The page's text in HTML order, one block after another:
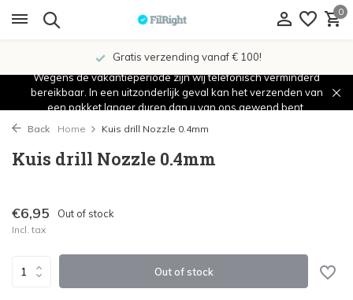
0
Gratis verzending vanaf € 100!
Wegens de vakantieperiode zijn wij telefonisch verminderd
bereikbaar. In een uitzonderlijk geval kan het verzenden van
een pakket langer duren dan u van ons gewend bent.
Back Home Kuis drill Nozzle 0.4mm
Kuis drill Nozzle 0.4mm
€6,95 Out of stock
Incl. tax
Out of stock